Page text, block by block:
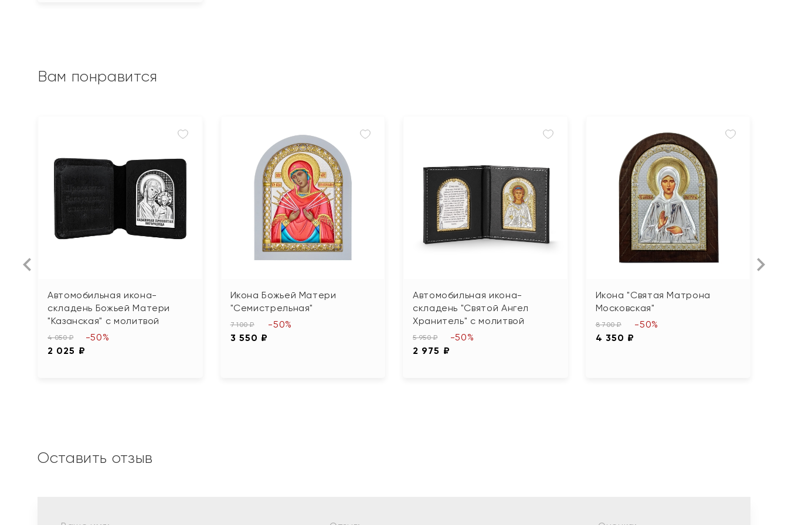
Вам понравится
Автомобильная икона-
складень Божьей Матери
"Казанская" с молитвой
4 050 ₽
2 025 ₽
-50%
Икона Божьей Матери
"Семистрельная"
7 100 ₽
3 550 ₽
-50%
Автомобильная икона-
складень "Святой Ангел
Хранитель" с молитвой
5 950 ₽
2 975 ₽
-50%
Икона "Святая Матрона
Московская"
8 700 ₽
4 350 ₽
-50%
Оставить отзыв